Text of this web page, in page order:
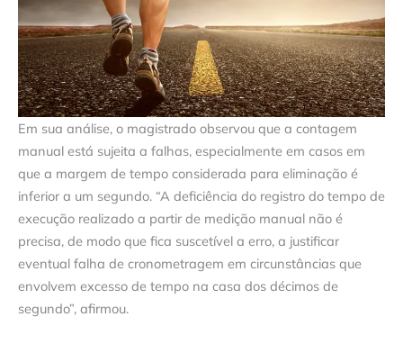
Em sua análise, o magistrado observou que a contagem
manual está sujeita a falhas, especialmente em casos em
que a margem de tempo considerada para eliminação é
inferior a um segundo. “A deficiência do registro do tempo de
execução realizado a partir de medição manual não é
precisa, de modo que fica suscetível a erro, a justificar
eventual falha de cronometragem em circunstâncias que
envolvem excesso de tempo na casa dos décimos de
segundo”, afirmou.